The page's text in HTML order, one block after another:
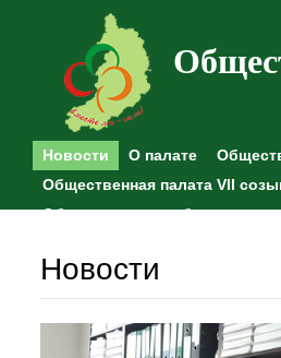
Новости О палате
Общественная палата VII
Общественные наблюдения
Новости